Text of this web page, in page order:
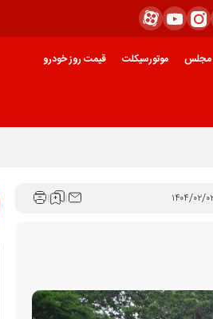
مجلس موتورسیکلت قیمت روز خودرو
۰۲/۰۲